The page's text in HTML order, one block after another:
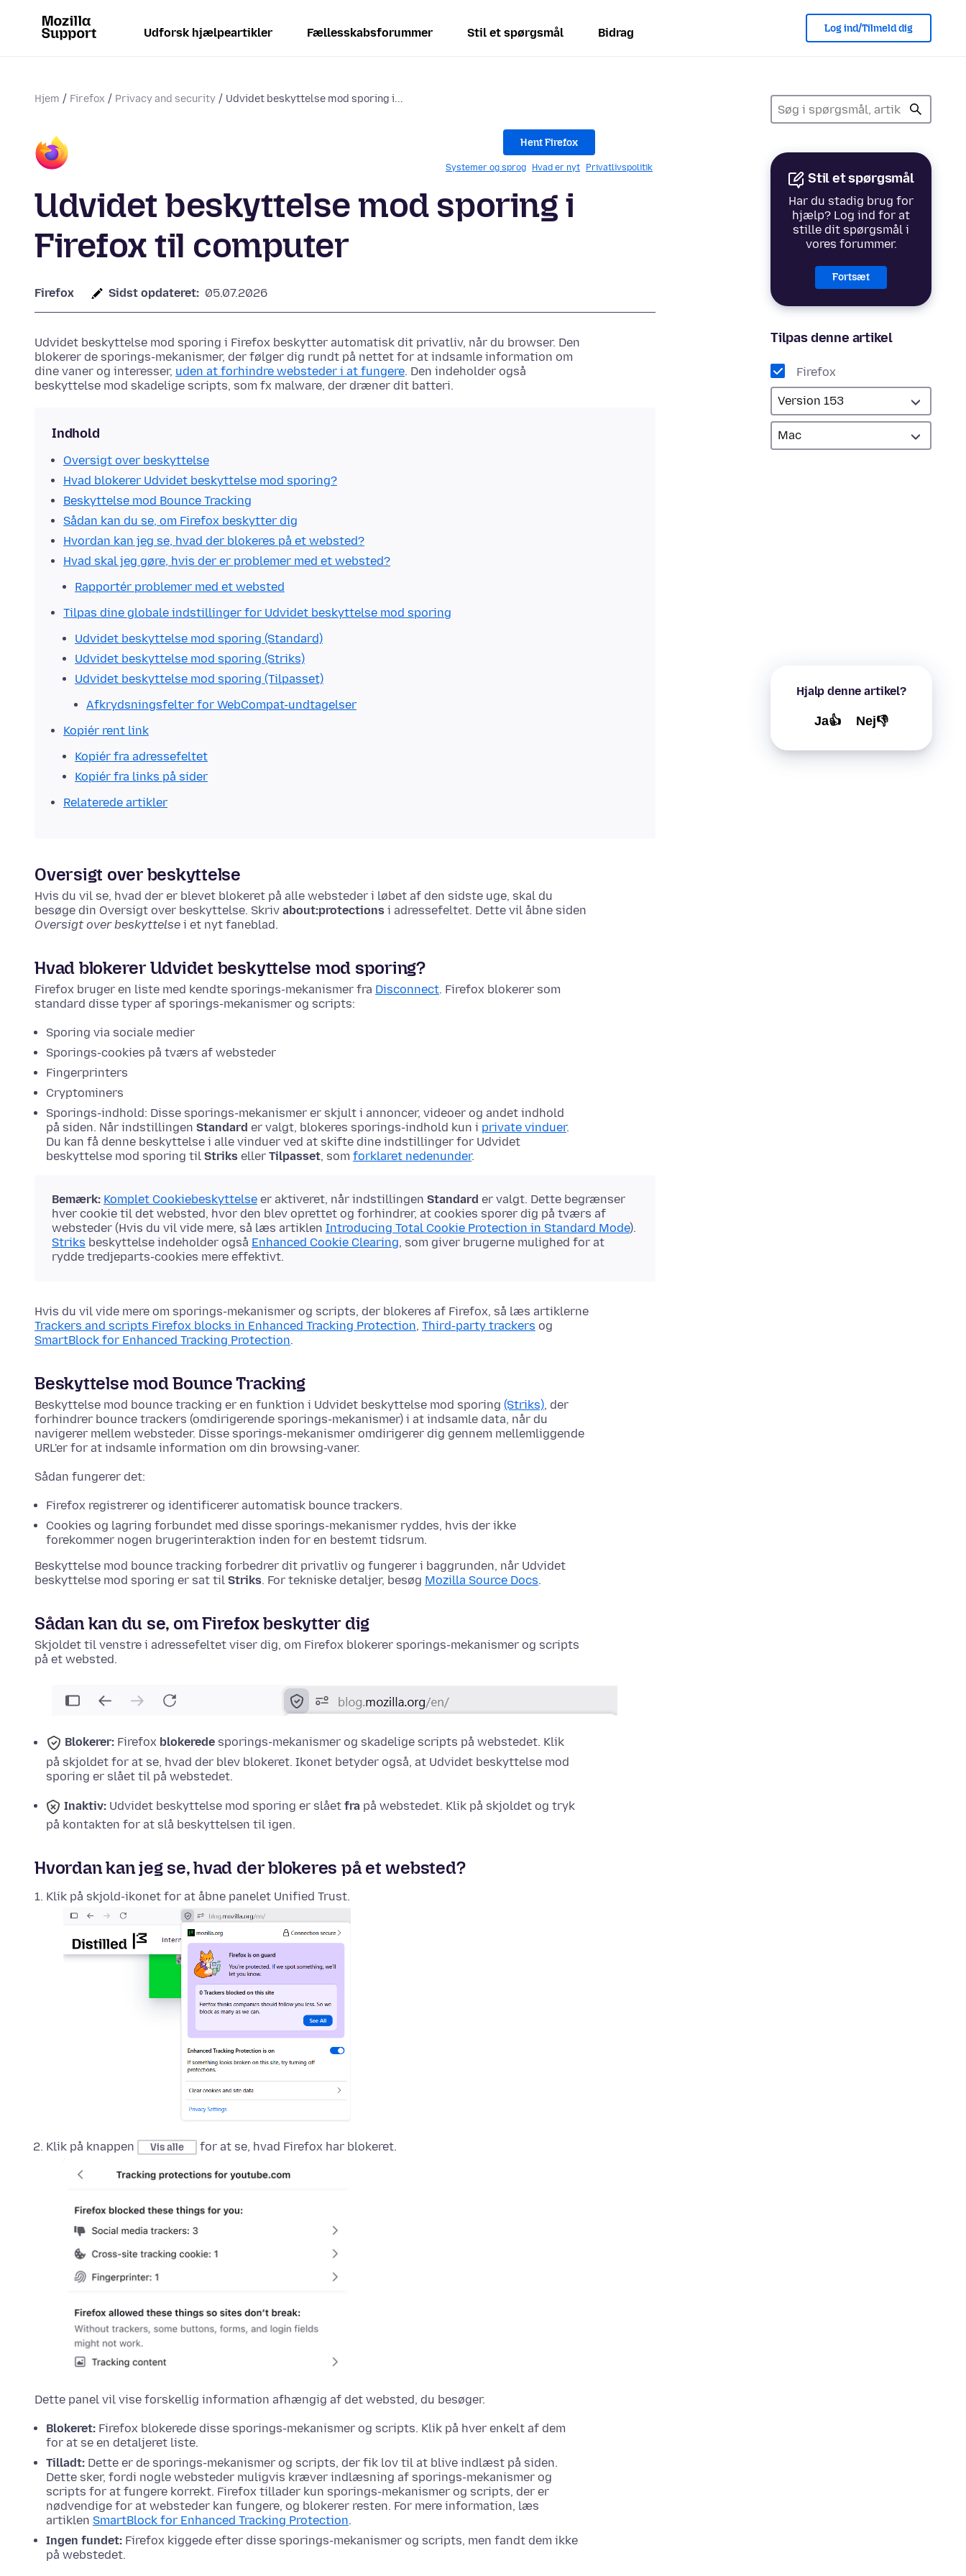
Udforsk hjælpeartikler Fællesskabsforummer Stil et spørgsmål Bidrag Log ind/Tilmeld dig
Hjem Firefox Privacy and security Udvidet beskyttelse mod sporing i...
Stil et spørgsmål
Har du stadig brug for
hjælp? Log ind for at
stille dit spørgsmål i
vores forummer.
Fortsæt
Tilpas denne artikel
Firefox
Hjalp denne artikel?
Ja👍 Nej👎
Hent Firefox
Systemer og sprog Hvad er nyt Privatlivspolitik
Udvidet beskyttelse mod sporing i
Firefox til computer
Firefox Sidst opdateret: 05.07.2026
Udvidet beskyttelse mod sporing i Firefox beskytter automatisk dit privatliv, når du browser. Den
blokerer de sporings-mekanismer, der følger dig rundt på nettet for at indsamle information om
dine vaner og interesser, uden at forhindre websteder i at fungere. Den indeholder også
beskyttelse mod skadelige scripts, som fx malware, der dræner dit batteri.
Indhold
Oversigt over beskyttelse
Hvad blokerer Udvidet beskyttelse mod sporing?
Beskyttelse mod Bounce Tracking
Sådan kan du se, om Firefox beskytter dig
Hvordan kan jeg se, hvad der blokeres på et websted?
Hvad skal jeg gøre, hvis der er problemer med et websted?
Rapportér problemer med et websted
Tilpas dine globale indstillinger for Udvidet beskyttelse mod sporing
Udvidet beskyttelse mod sporing (Standard)
Udvidet beskyttelse mod sporing (Striks)
Udvidet beskyttelse mod sporing (Tilpasset)
Afkrydsningsfelter for WebCompat-undtagelser
Kopiér rent link
Kopiér fra adressefeltet
Kopiér fra links på sider
Relaterede artikler
Oversigt over beskyttelse
Hvis du vil se, hvad der er blevet blokeret på alle websteder i løbet af den sidste uge, skal du
besøge din Oversigt over beskyttelse. Skriv about:protections i adressefeltet. Dette vil åbne siden
Oversigt over beskyttelse i et nyt faneblad.
Hvad blokerer Udvidet beskyttelse mod sporing?
Firefox bruger en liste med kendte sporings-mekanismer fra Disconnect. Firefox blokerer som
standard disse typer af sporings-mekanismer og scripts:
Sporing via sociale medier
Sporings-cookies på tværs af websteder
Fingerprinters
Cryptominers
Sporings-indhold: Disse sporings-mekanismer er skjult i annoncer, videoer og andet indhold
på siden. Når indstillingen Standard er valgt, blokeres sporings-indhold kun i private vinduer.
Du kan få denne beskyttelse i alle vinduer ved at skifte dine indstillinger for Udvidet
beskyttelse mod sporing til Striks eller Tilpasset, som forklaret nedenunder.
Bemærk: Komplet Cookiebeskyttelse er aktiveret, når indstillingen Standard er valgt. Dette begrænser
hver cookie til det websted, hvor den blev oprettet og forhindrer, at cookies sporer dig på tværs af
websteder (Hvis du vil vide mere, så læs artiklen Introducing Total Cookie Protection in Standard Mode).
Striks beskyttelse indeholder også Enhanced Cookie Clearing, som giver brugerne mulighed for at
rydde tredjeparts-cookies mere effektivt.
Hvis du vil vide mere om sporings-mekanismer og scripts, der blokeres af Firefox, så læs artiklerne
Trackers and scripts Firefox blocks in Enhanced Tracking Protection, Third-party trackers og
SmartBlock for Enhanced Tracking Protection.
Beskyttelse mod Bounce Tracking
Beskyttelse mod bounce tracking er en funktion i Udvidet beskyttelse mod sporing (Striks), der
forhindrer bounce trackers (omdirigerende sporings-mekanismer) i at indsamle data, når du
navigerer mellem websteder. Disse sporings-mekanismer omdirigerer dig gennem mellemliggende
URL'er for at indsamle information om din browsing-vaner.
Sådan fungerer det:
Firefox registrerer og identificerer automatisk bounce trackers.
Cookies og lagring forbundet med disse sporings-mekanismer ryddes, hvis der ikke
forekommer nogen brugerinteraktion inden for en bestemt tidsrum.
Beskyttelse mod bounce tracking forbedrer dit privatliv og fungerer i baggrunden, når Udvidet
beskyttelse mod sporing er sat til Striks. For tekniske detaljer, besøg Mozilla Source Docs.
Sådan kan du se, om Firefox beskytter dig
Skjoldet til venstre i adressefeltet viser dig, om Firefox blokerer sporings-mekanismer og scripts
på et websted.
Blokerer: Firefox blokerede sporings-mekanismer og skadelige scripts på webstedet. Klik
på skjoldet for at se, hvad der blev blokeret. Ikonet betyder også, at Udvidet beskyttelse mod
sporing er slået til på webstedet.
Inaktiv: Udvidet beskyttelse mod sporing er slået fra på webstedet. Klik på skjoldet og tryk
på kontakten for at slå beskyttelsen til igen.
Hvordan kan jeg se, hvad der blokeres på et websted?
Klik på skjold-ikonet for at åbne panelet Unified Trust.
Klik på knappen Vis alle for at se, hvad Firefox har blokeret.
Dette panel vil vise forskellig information afhængig af det websted, du besøger.
Blokeret: Firefox blokerede disse sporings-mekanismer og scripts. Klik på hver enkelt af dem
for at se en detaljeret liste.
Tilladt: Dette er de sporings-mekanismer og scripts, der fik lov til at blive indlæst på siden.
Dette sker, fordi nogle websteder muligvis kræver indlæsning af sporings-mekanismer og
scripts for at fungere korrekt. Firefox tillader kun sporings-mekanismer og scripts, der er
nødvendige for at websteder kan fungere, og blokerer resten. For mere information, læs
artiklen SmartBlock for Enhanced Tracking Protection.
Ingen fundet: Firefox kiggede efter disse sporings-mekanismer og scripts, men fandt dem ikke
på webstedet.